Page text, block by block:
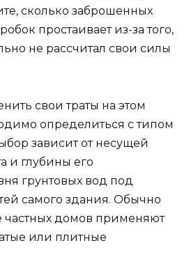
сколько заброшенных
простаивает из-за того,
не рассчитал свои силы
свои траты на этом
определиться с типом
зависит от несущей
и глубины его
грунтовых вод под
самого здания. Обычно
частных домов применяют
или плитные